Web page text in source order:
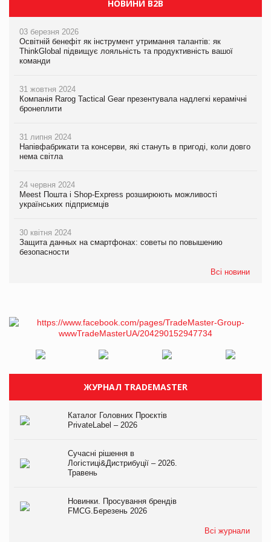
НОВИНИ B2B
03 березня 2026
Освітній бенефіт як інструмент утримання талантів: як
ThinkGlobal підвищує лояльність та продуктивність вашої
команди
31 жовтня 2024
Компанія Rarog Tactical Gear презентувала надлегкі керамічні
бронеплити
31 липня 2024
Напівфабрикати та консерви, які стануть в пригоді, коли довго
нема світла
24 червня 2024
Meest Пошта і Shop-Express розширюють можливості
українських підприємців
30 квітня 2024
Защита данных на смартфонах: советы по повышению
безопасности
Всі новини
ЖУРНАЛ TRADEMASTER
Каталог Головних Проєктів
PrivateLabel – 2026
Сучасні рішення в
Логістиці&Дистрибуції – 2026.
Травень
Новинки. Просування брендів
FMCG.Березень 2026
Всі журнали